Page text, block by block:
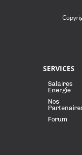
SERVICES
Salaires
Energie
Nos
Forum